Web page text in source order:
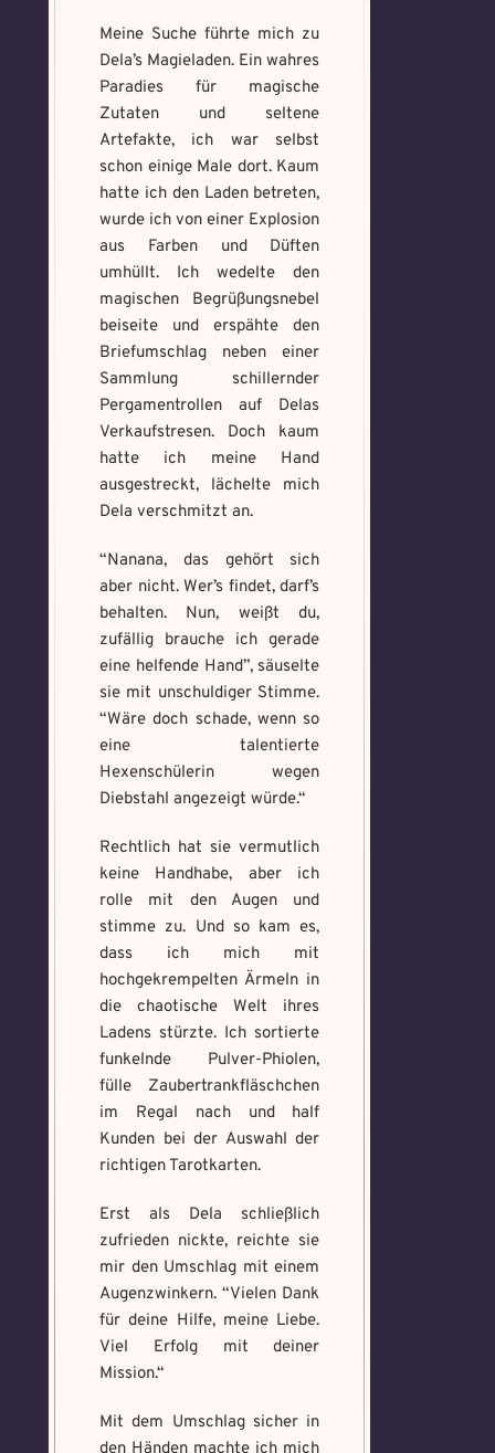
Meine Suche führte mich zu
Dela’s Magieladen. Ein wahres
Paradies für magische
Zutaten und seltene
Artefakte, ich war selbst
schon einige Male dort. Kaum
hatte ich den Laden betreten,
wurde ich von einer Explosion
aus Farben und Düften
umhüllt. Ich wedelte den
magischen Begrüßungsnebel
beiseite und erspähte den
Briefumschlag neben einer
Sammlung schillernder
Pergamentrollen auf Delas
Verkaufstresen. Doch kaum
hatte ich meine Hand
ausgestreckt, lächelte mich
Dela verschmitzt an.
“Nanana, das gehört sich
aber nicht. Wer’s findet, darf’s
behalten. Nun, weißt du,
zufällig brauche ich gerade
eine helfende Hand”, säuselte
sie mit unschuldiger Stimme.
“Wäre doch schade, wenn so
eine talentierte
Hexenschülerin wegen
Diebstahl angezeigt würde.“
Rechtlich hat sie vermutlich
keine Handhabe, aber ich
rolle mit den Augen und
stimme zu. Und so kam es,
dass ich mich mit
hochgekrempelten Ärmeln in
die chaotische Welt ihres
Ladens stürzte. Ich sortierte
funkelnde Pulver-Phiolen,
fülle Zaubertrankfläschchen
im Regal nach und half
Kunden bei der Auswahl der
richtigen Tarotkarten.
Erst als Dela schließlich
zufrieden nickte, reichte sie
mir den Umschlag mit einem
Augenzwinkern. “Vielen Dank
für deine Hilfe, meine Liebe.
Viel Erfolg mit deiner
Mission.“
Mit dem Umschlag sicher in
Wie bist du darauf
aufmerksam geworden
und wie bannst du es? *
Schreibe eine Geschichte mit mind.
500 Zeichen.
Mandala senden
Max file size: 9.08 MB. | Allowed file
types: gif,jpeg,png,jpg,pdf | Min
Absenden
Weitere Mandala findest du
hier:
https://mondaymandala.com/m/
Wie fängst du die Chaos
Magie ein? *
Bitte schreibe eine kleine Geschichte
mit mind. 500 Zeichen.
Memory Screenshot
senden
Max file size: 9.08 MB. | Allowed file
number of file: 1
Datei wählen
Benutzername
Welches Item und für welche
Aufgabe? *